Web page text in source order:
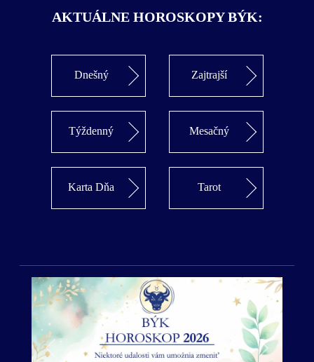
AKTUÁLNE HOROSKOPY BÝK:
Dnešný Zajtrajší
Týždenný Mesačný
Karta Dňa Tarot
Predošlý Ďalší